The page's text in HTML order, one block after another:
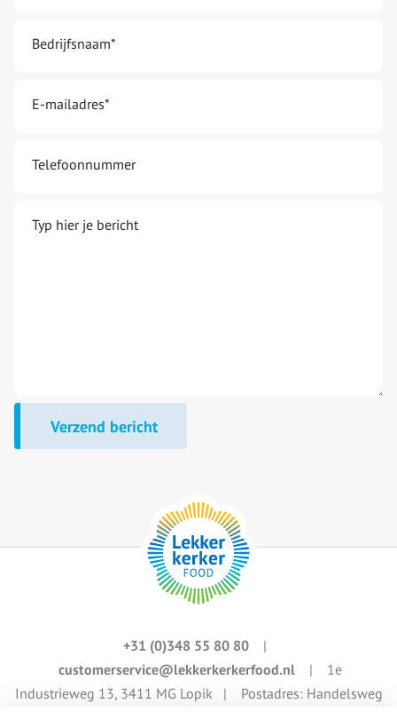
Bedrijfsnaam*
E-mailadres*
Telefoonnummer
Typ hier je bericht
Verzend bericht
+31 (0)348 55 80 80
|
customerservice@lekkerkerkerfood.nl
| 1e
Industrieweg 13, 3411 MG Lopik | Postadres: Handelsweg